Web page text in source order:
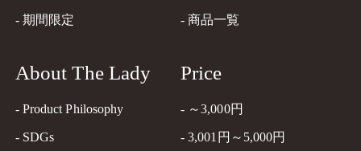
About The Lady
- Product Philosophy
- SDGs
- 期間限定 - 商品一覧
Price
- ～3,000円
- 3,001円～5,000円